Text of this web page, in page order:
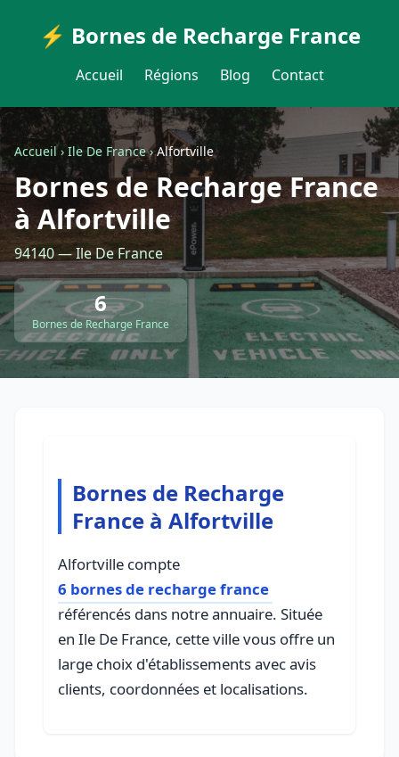
⚡ Bornes de Recharge France
Accueil Régions Blog Contact
Accueil›Ile De France›Alfortville
Bornes de Recharge France
à Alfortville
94140 — Ile De France
6
Bornes de Recharge France
Bornes de Recharge
France à Alfortville
Alfortville compte
6 bornes de recharge france
référencés dans notre annuaire. Située
en Ile De France, cette ville vous offre un
large choix d'établissements avec avis
clients, coordonnées et localisations.